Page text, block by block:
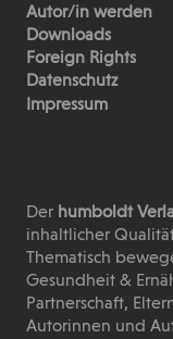
Autor/in werden
Downloads
Foreign Rights
Datenschutz
Impressum
Derhumboldt
inhaltlicher
Thematisch
Gesundheit &
Partnerschaft,
Autorinnen und